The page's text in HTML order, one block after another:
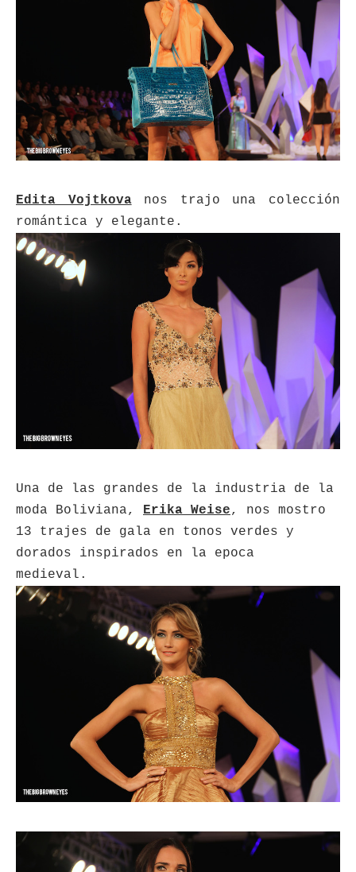
Edita Vojtkovanos trajo una colección
romántica y elegante.
Una de las grandes de la industria de la
moda Boliviana, Erika Weise, nos mostro
13 trajes de gala en tonos verdes y
dorados inspirados en la epoca
medieval.